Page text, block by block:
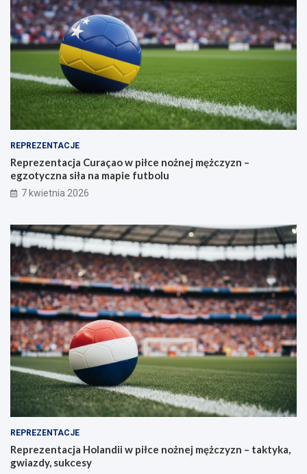
REPREZENTACJE
Reprezentacja Curaçao w piłce nożnej mężczyzn –
egzotyczna siła na mapie futbolu
7 kwietnia 2026
REPREZENTACJE
Reprezentacja Holandii w piłce nożnej mężczyzn – taktyka,
gwiazdy, sukcesy